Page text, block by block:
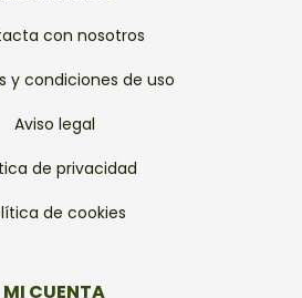
con nosotros
y condiciones de uso
Aviso legal
de privacidad
de cookies
MI CUENTA